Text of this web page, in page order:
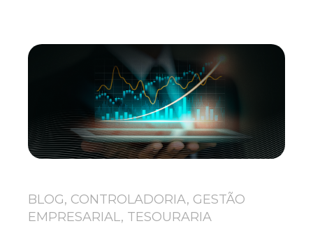
BLOG, CONTROLADORIA, GESTÃO
EMPRESARIAL, TESOURARIA